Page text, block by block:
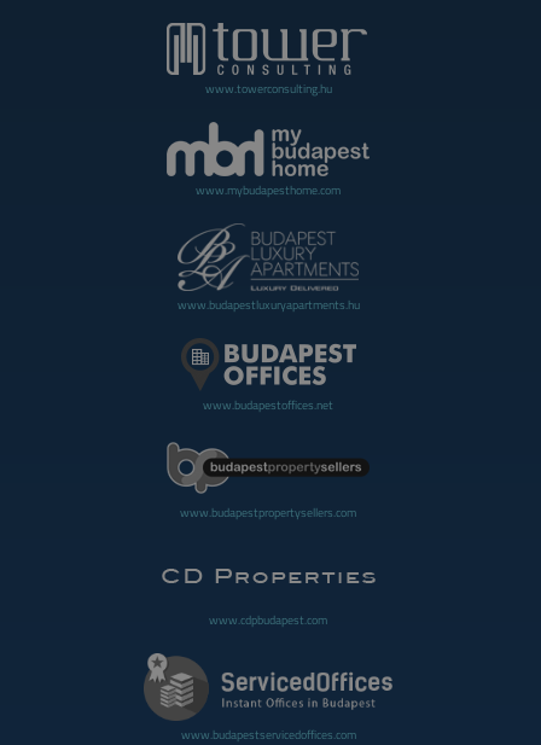
www.towerconsulting.hu
www.mybudapesthome.com
www.budapestluxuryapartments.hu
www.budapestoffices.net
www.budapestpropertysellers.com
www.cdpbudapest.com
www.budapestservicedoffices.com